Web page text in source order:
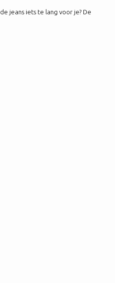
jeans iets te lang voor je? De